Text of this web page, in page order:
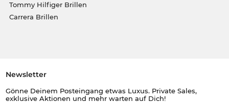
Tommy Hilfiger Brillen
Carrera Brillen
Newsletter
Gönne Deinem Posteingang etwas Luxus. Private Sales,
exklusive Aktionen und mehr warten auf Dich!